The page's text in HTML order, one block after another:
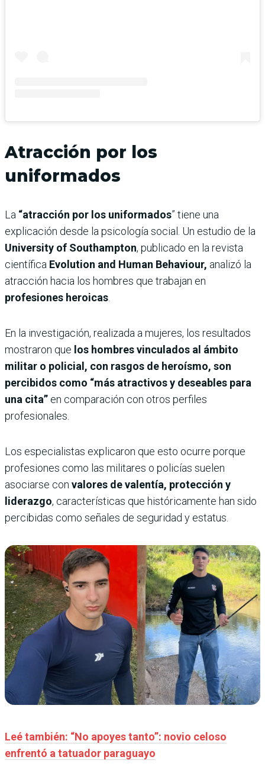
Atracción por los
uniformados
La “atracción por los uniformados” tiene una
explicación desde la psicología social. Un estudio de la
University of Southampton, publicado en la revista
científica Evolution and Human Behaviour, analizó la
atracción hacia los hombres que trabajan en
profesiones heroicas.
En la investigación, realizada a mujeres, los resultados
mostraron que los hombres vinculados al ámbito
militar o policial, con rasgos de heroísmo, son
percibidos como “más atractivos y deseables para
una cita” en comparación con otros perfiles
profesionales.
Los especialistas explicaron que esto ocurre porque
profesiones como las militares o policías suelen
asociarse con valores de valentía, protección y
liderazgo, características que históricamente han sido
percibidas como señales de seguridad y estatus.
Leé también: “No apoyes tanto”: novio celoso
enfrentó a tatuador paraguayo